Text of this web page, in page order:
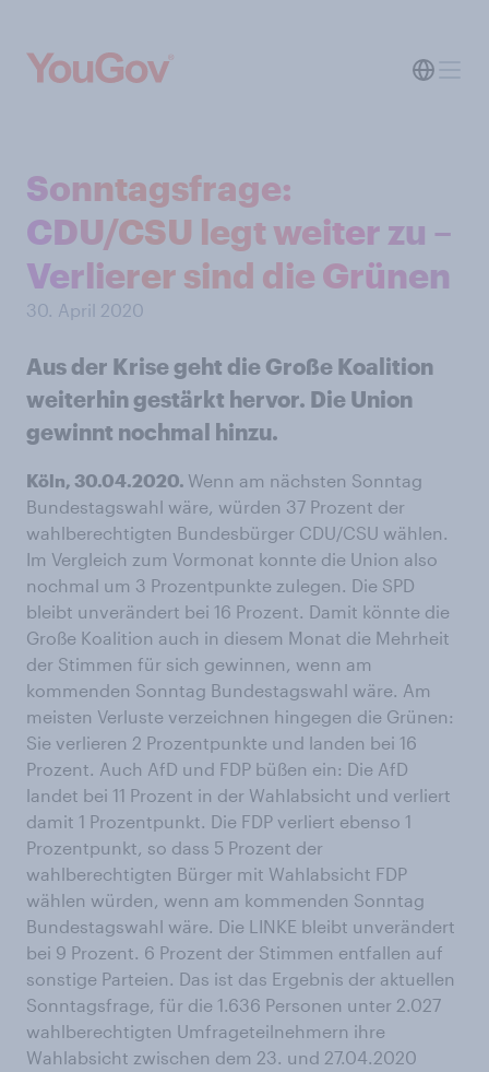
Sonntagsfrage:
CDU/CSU legt weiter zu –
Verlierer sind die Grünen
30. April 2020
Aus der Krise geht die Große Koalition
weiterhin gestärkt hervor. Die Union
gewinnt nochmal hinzu.
Köln, 30.04.2020. Wenn am nächsten Sonntag
Bundestagswahl wäre, würden 37 Prozent der
wahlberechtigten Bundesbürger CDU/CSU wählen.
Im Vergleich zum Vormonat konnte die Union also
nochmal um 3 Prozentpunkte zulegen. Die SPD
bleibt unverändert bei 16 Prozent. Damit könnte die
Große Koalition auch in diesem Monat die Mehrheit
der Stimmen für sich gewinnen, wenn am
kommenden Sonntag Bundestagswahl wäre. Am
meisten Verluste verzeichnen hingegen die Grünen:
Sie verlieren 2 Prozentpunkte und landen bei 16
Prozent. Auch AfD und FDP büßen ein: Die AfD
landet bei 11 Prozent in der Wahlabsicht und verliert
damit 1 Prozentpunkt. Die FDP verliert ebenso 1
Prozentpunkt, so dass 5 Prozent der
wahlberechtigten Bürger mit Wahlabsicht FDP
wählen würden, wenn am kommenden Sonntag
Bundestagswahl wäre. Die LINKE bleibt unverändert
bei 9 Prozent. 6 Prozent der Stimmen entfallen auf
sonstige Parteien. Das ist das Ergebnis der aktuellen
Sonntagsfrage, für die 1.636 Personen unter 2.027
wahlberechtigten Umfrageteilnehmern ihre
Wahlabsicht zwischen dem 23. und 27.04.2020